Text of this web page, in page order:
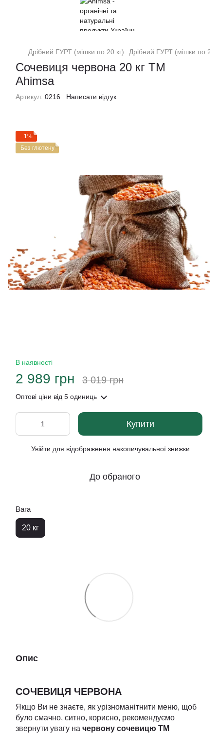
Дрібний ГУРТ (мішки по 20 кг) Дрібний ГУРТ (мішки по 20
Сочевиця червона 20 кг ТМ
Ahimsa
Артикул: 0216 Написати відгук
−1%
Без глютену
В наявності
2 989 грн 3 019 грн
Оптові ціни від 5 одиниць
Купити
Увійти для відображення накопичувальної знижки
До обраного
Вага
20 кг
Опис
СОЧЕВИЦЯ ЧЕРВОНА
Якщо Ви не знаєте, як урізноманітнити меню, щоб
було смачно, ситно, корисно, рекомендуємо
звернути увагу на червону сочевицю ТМ